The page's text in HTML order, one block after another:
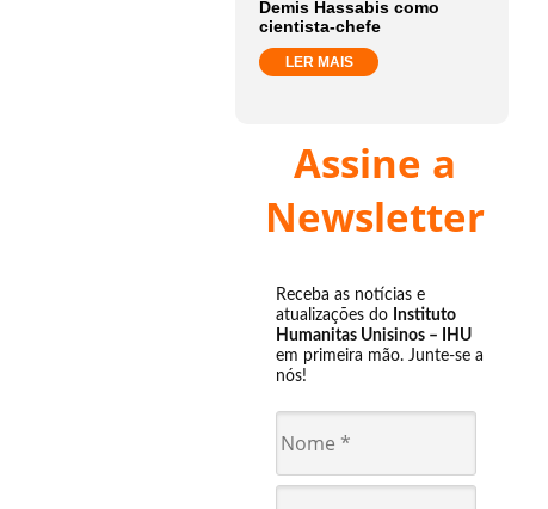
Demis Hassabis como
cientista-chefe
LER MAIS
Assine a
Newsletter
Receba as notícias e
atualizações do Instituto
Humanitas Unisinos – IHU
em primeira mão. Junte-se a
nós!